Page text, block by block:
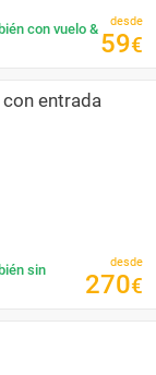
con vuelo &
desde
59€
entrada
sin
desde
270€